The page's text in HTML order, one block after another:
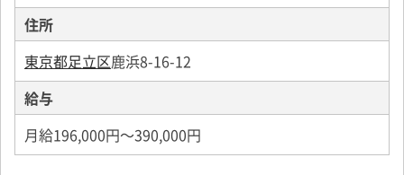
住所
東京都足立区鹿浜8-16-12
給与
月給196,000円～390,000円